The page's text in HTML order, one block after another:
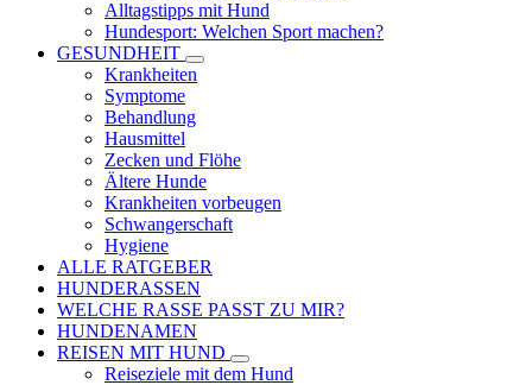
Alltagstipps mit Hund
Hundesport: Welchen Sport machen?
GESUNDHEIT
Krankheiten
Symptome
Behandlung
Hausmittel
Zecken und Flöhe
Ältere Hunde
Krankheiten vorbeugen
Schwangerschaft
Hygiene
ALLE RATGEBER
HUNDERASSEN
WELCHE RASSE PASST ZU MIR?
HUNDENAMEN
REISEN MIT HUND
Reiseziele mit dem Hund